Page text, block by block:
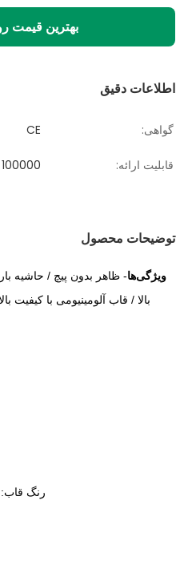
بهترین قیمت
اطلاعات دقیق
گواهی: CE
قابلیت ارائه: 100000 عدد در ماه
توضیحات محصول
ویژگی‌ها- ظاهر بدون پیچ / حاشیه
بالا / قاب آلومینیومی با کیفیت بالا / کم‌نور
رنگ